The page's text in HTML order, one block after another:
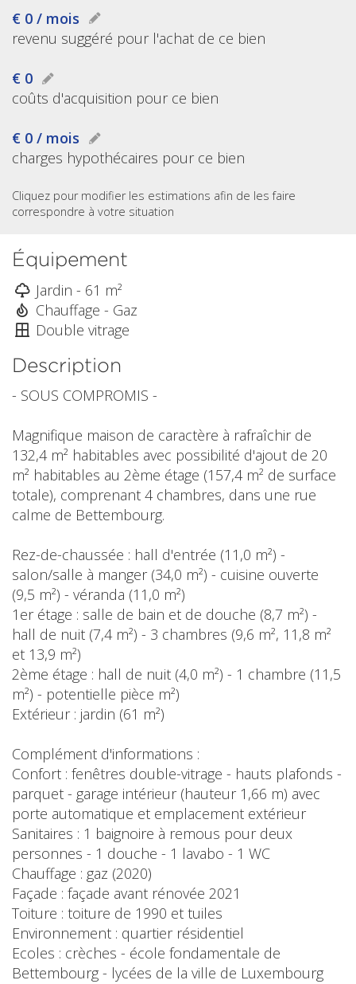
€ 0 / mois
revenu suggéré pour l'achat de ce bien
€ 0
coûts d'acquisition pour ce bien
€ 0 / mois
charges hypothécaires pour ce bien
Cliquez pour modifier les estimations afin de les faire
correspondre à votre situation
Équipement
Jardin - 61 m²
Chauffage - Gaz
Double vitrage
Description
- SOUS COMPROMIS -
Magnifique maison de caractère à rafraîchir de
132,4 m² habitables avec possibilité d'ajout de 20
m² habitables au 2ème étage (157,4 m² de surface
totale), comprenant 4 chambres, dans une rue
calme de Bettembourg.
Rez-de-chaussée : hall d'entrée (11,0 m²) -
salon/salle à manger (34,0 m²) - cuisine ouverte
(9,5 m²) - véranda (11,0 m²)
1er étage : salle de bain et de douche (8,7 m²) -
hall de nuit (7,4 m²) - 3 chambres (9,6 m², 11,8 m²
et 13,9 m²)
2ème étage : hall de nuit (4,0 m²) - 1 chambre (11,5
m²) - potentielle pièce m²)
Extérieur : jardin (61 m²)
Complément d'informations :
Confort : fenêtres double-vitrage - hauts plafonds -
parquet - garage intérieur (hauteur 1,66 m) avec
porte automatique et emplacement extérieur
Sanitaires : 1 baignoire à remous pour deux
personnes - 1 douche - 1 lavabo - 1 WC
Chauffage : gaz (2020)
Façade : façade avant rénovée 2021
Toiture : toiture de 1990 et tuiles
Environnement : quartier résidentiel
Ecoles : crèches - école fondamentale de
Bettembourg - lycées de la ville de Luxembourg